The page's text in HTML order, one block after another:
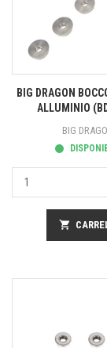
BIG DRAGON
ALLUMINIO
BIG
shopping_cart